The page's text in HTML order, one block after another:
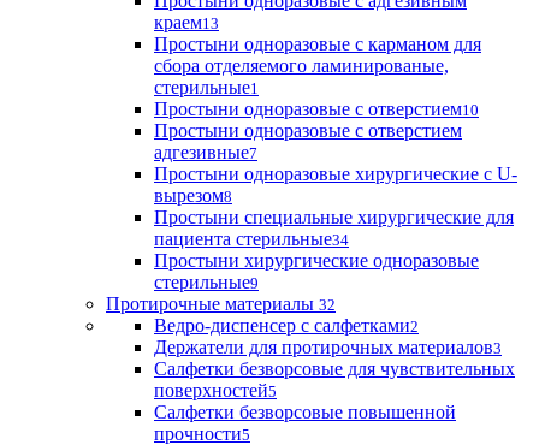
краем13
Простыни одноразовые с карманом для
сбора отделяемого ламинированые,
стерильные1
Простыни одноразовые с отверстием10
Простыни одноразовые с отверстием
адгезивные7
Простыни одноразовые хирургические с U-
вырезом8
Простыни специальные хирургические для
пациента стерильные34
Простыни хирургические одноразовые
стерильные9
Протирочные материалы 32
Ведро-диспенсер с салфетками2
Держатели для протирочных материалов3
Салфетки безворсовые для чувствительных
поверхностей5
Салфетки безворсовые повышенной
прочности5